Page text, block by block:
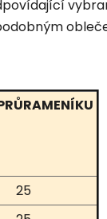
25